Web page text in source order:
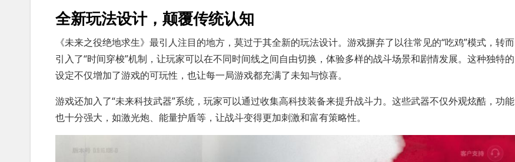
全新玩法设计，颠覆传统认知
《未来之役绝地求生》最引人注目的地方，莫过于其全新的玩法设计。游戏摒弃了以往常见的“吃鸡”模式，转而
引入了“时间穿梭”机制，让玩家可以在不同时间线之间自由切换，体验多样的战斗场景和剧情发展。这种独特的
设定不仅增加了游戏的可玩性，也让每一局游戏都充满了未知与惊喜。
游戏还加入了“未来科技武器”系统，玩家可以通过收集高科技装备来提升战斗力。这些武器不仅外观炫酷，功能
也十分强大，如激光炮、能量护盾等，让战斗变得更加刺激和富有策略性。